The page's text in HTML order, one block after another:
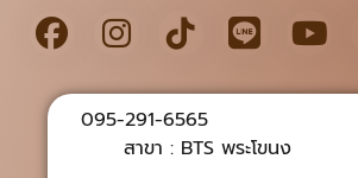
095-291-6565
สาขา : BTS พระโขนง